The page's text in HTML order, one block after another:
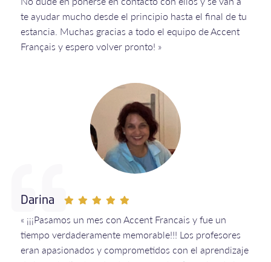
te ayudar mucho desde el principio hasta el final de tu
estancia. Muchas gracias a todo el equipo de Accent
Français y espero volver pronto! »
Darina
« ¡¡¡Pasamos un mes con Accent Francais y fue un
tiempo verdaderamente memorable!!! Los profesores
eran apasionados y comprometidos con el aprendizaje